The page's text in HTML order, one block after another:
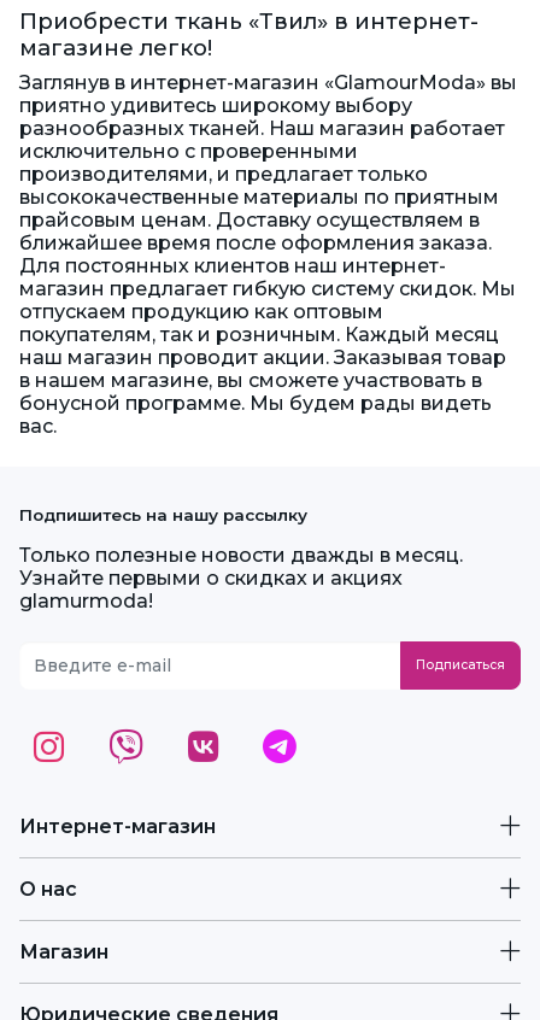
Приобрести ткань «Твил» в интернет-
магазине легко!
Заглянув в интернет-магазин «GlamourModa» вы
приятно удивитесь широкому выбору
разнообразных тканей. Наш магазин работает
исключительно с проверенными
производителями, и предлагает только
высококачественные материалы по приятным
прайсовым ценам. Доставку осуществляем в
ближайшее время после оформления заказа.
Для постоянных клиентов наш интернет-
магазин предлагает гибкую систему скидок. Мы
отпускаем продукцию как оптовым
покупателям, так и розничным. Каждый месяц
наш магазин проводит акции. Заказывая товар
в нашем магазине, вы сможете участвовать в
бонусной программе. Мы будем рады видеть
вас.
Интернет-магазин
О нас
Магазин
Юридические сведения
Подпишитесь на нашу рассылку
Только полезные новости дважды в месяц.
Узнайте первыми о скидках и акциях
glamurmoda!